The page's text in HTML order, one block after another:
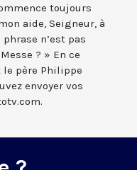
toujours
aide, Seigneur, à
n’est pas
? » En ce
le père Philippe
envoyer vos